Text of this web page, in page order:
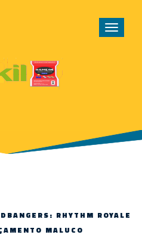
Toggle
RHYTHM ROYALE
MALUCO